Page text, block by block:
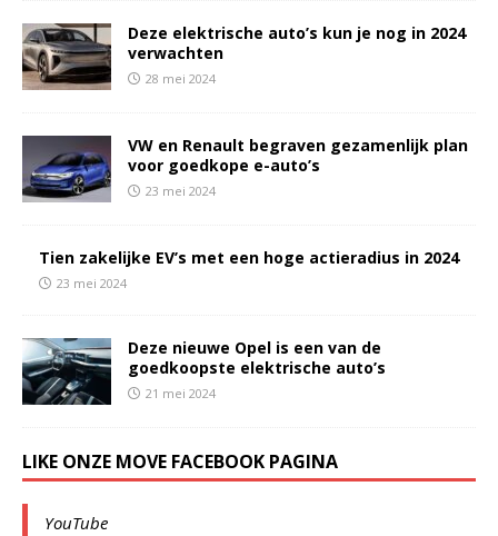
Deze elektrische auto’s kun je nog in 2024
verwachten
28 mei 2024
VW en Renault begraven gezamenlijk plan
voor goedkope e-auto’s
23 mei 2024
Tien zakelijke EV’s met een hoge actieradius in 2024
23 mei 2024
Deze nieuwe Opel is een van de
goedkoopste elektrische auto’s
21 mei 2024
LIKE ONZE MOVE FACEBOOK PAGINA
YouTube